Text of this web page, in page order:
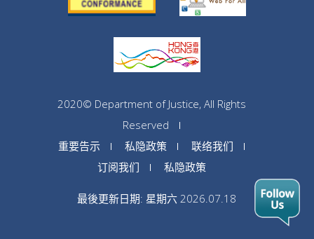
2020© Department of Justice, All Rights
Reserved
重要告示
私隐政策
联络我们
订阅我们
私隐政策
最後更新日期: 星期六 2026.07.18